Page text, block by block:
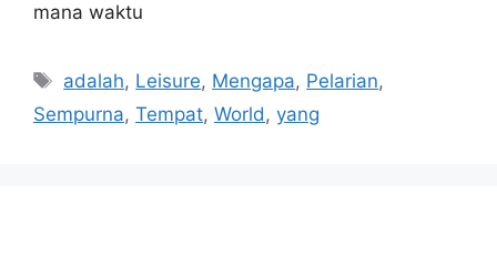
mana waktu
Tags
adalah, Leisure, Mengapa, Pelarian,
Sempurna, Tempat, World, yang